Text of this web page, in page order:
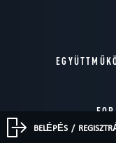
BELÉPÉS /